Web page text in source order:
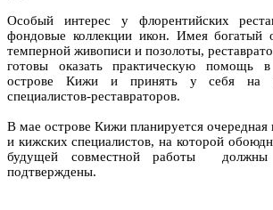
Особый интерес у флорентийских
фондовые коллекции икон. Имея богатый
темперной живописи и позолоты,
готовы оказать практическую помощь
острове Кижи и принять у себя на
специалистов-реставраторов.
В мае острове Кижи планируется очередная
и кижских специалистов, на которой
будущей совместной работы должны
подтверждены.